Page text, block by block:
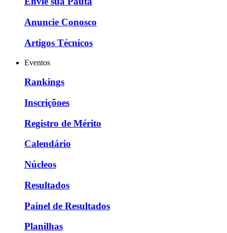
Anuncie Conosco
Artigos Técnicos
Eventos
Rankings
Inscriçõoes
Registro de Mérito
Calendário
Núcleos
Resultados
Painel de Resultados
Planilhas